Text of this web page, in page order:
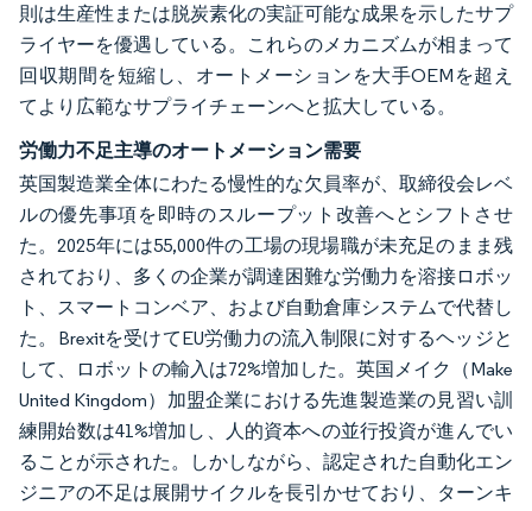
則は生産性または脱炭素化の実証可能な成果を示したサプ
ライヤーを優遇している。これらのメカニズムが相まって
回収期間を短縮し、オートメーションを大手OEMを超え
てより広範なサプライチェーンへと拡大している。
労働力不足主導のオートメーション需要
英国製造業全体にわたる慢性的な欠員率が、取締役会レベ
ルの優先事項を即時のスループット改善へとシフトさせ
た。2025年には55,000件の工場の現場職が未充足のまま残
されており、多くの企業が調達困難な労働力を溶接ロボッ
ト、スマートコンベア、および自動倉庫システムで代替し
た。Brexitを受けてEU労働力の流入制限に対するヘッジと
して、ロボットの輸入は72%増加した。英国メイク（Make
United Kingdom）加盟企業における先進製造業の見習い訓
練開始数は41%増加し、人的資本への並行投資が進んでい
ることが示された。しかしながら、認定された自動化エン
ジニアの不足は展開サイクルを長引かせており、ターンキ